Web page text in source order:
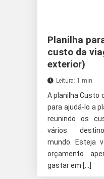
Planilha
custo da
exterior)
Leitura: 1 min
A planilha Custo
para ajudá-lo a
reunindo os
vários
mundo. Esteja
orçamento
gastar em […]